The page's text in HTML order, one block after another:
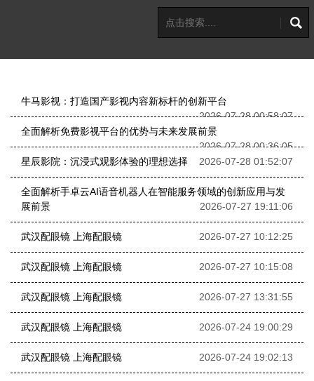
牛马影视：打造国产影视内容新标杆的创新平台
2026-07-28 00:58:07
全面解析免费影视平台的优势与未来发展前景
2026-07-28 00:36:05
星辰影院：沉浸式观影体验的理想选择
2026-07-28 01:52:07
全面解析手卓云AI语音机器人在智能服务领域的创新应用与发
展前景
2026-07-27 19:11:06
武汉配眼镜 上海配眼镜 2026-07-27 10:12:25
武汉配眼镜 上海配眼镜 2026-07-27 10:15:08
武汉配眼镜 上海配眼镜 2026-07-27 13:31:55
武汉配眼镜 上海配眼镜 2026-07-24 19:00:29
武汉配眼镜 上海配眼镜 2026-07-24 19:02:13